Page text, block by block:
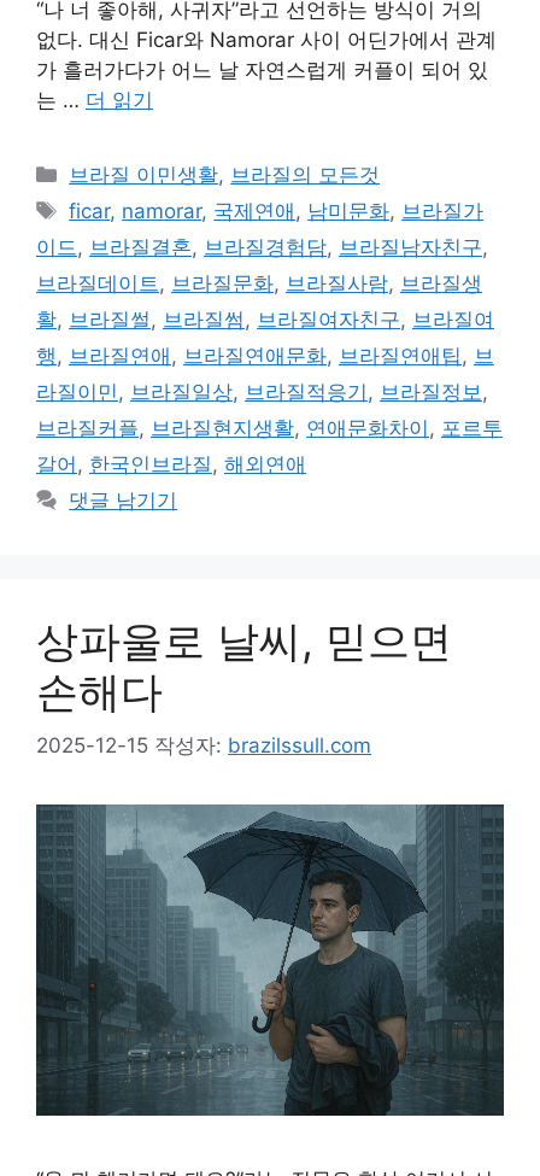
“나 너 좋아해, 사귀자”라고 선언하는 방식이 거의
없다. 대신 Ficar와 Namorar 사이 어딘가에서 관계
가 흘러가다가 어느 날 자연스럽게 커플이 되어 있
는 … 더 읽기
카
테
리
브라질 이민생활, 브라질의 모든것
태
그
ficar, namorar, 국제연애 , 남미문화, 브라질가
이드, 브라질결혼, 브라질경험담, 브라질남자친구,
브라질데이트, 브라질문화, 브라질사람, 브라질생
활, 브라질썰, 브라질썸, 브라질여자친구, 브라질여
행, 브라질연애 , 브라질연애문화, 브라질연애팁, 브
라질이민, 브라질일상, 브라질적응기 , 브라질정보,
브라질커플, 브라질현지생활, 연애문화차이 , 포르투
갈어 , 한국인브라질, 해외연애
댓글 남기기
상파울로 날씨, 믿으면
손해다
2025-12-15 작성자: brazilssull.com